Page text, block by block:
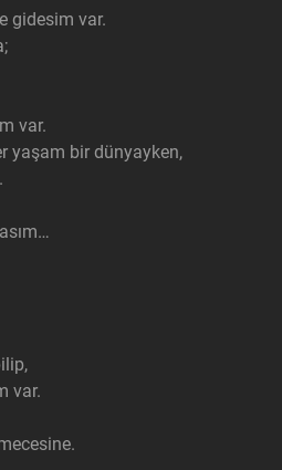
gidesim var.
var.
yaşam bir dünyayken,
var.